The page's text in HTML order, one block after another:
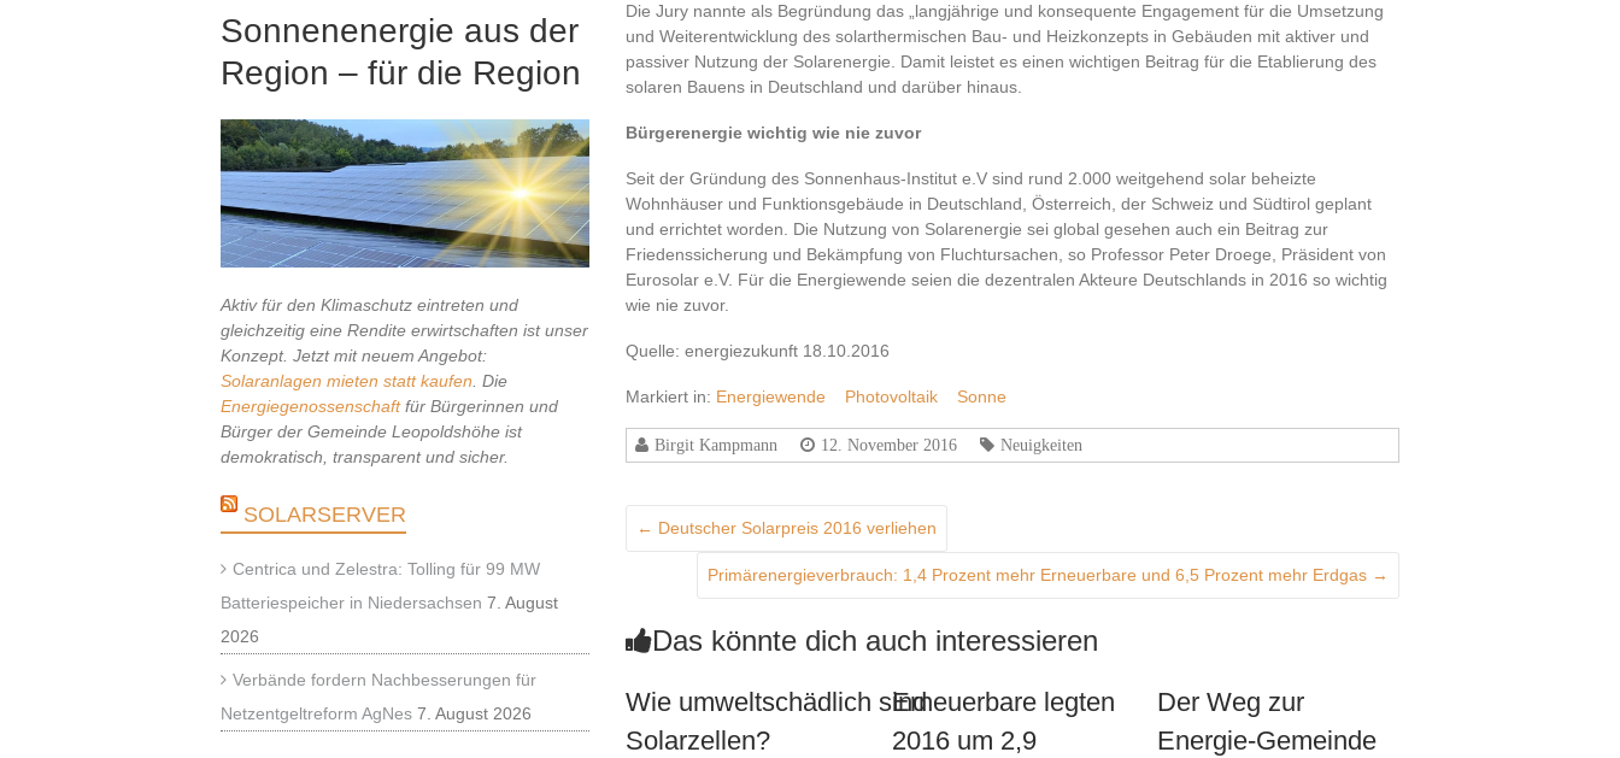
Die Jury nannte als Begründung das „langjährige und konsequente Engagement für die Umsetzung
und Weiterentwicklung des solarthermischen Bau- und Heizkonzepts in Gebäuden mit aktiver und
passiver Nutzung der Solarenergie. Damit leistet es einen wichtigen Beitrag für die Etablierung des
solaren Bauens in Deutschland und darüber hinaus.
Bürgerenergie wichtig wie nie zuvor
Seit der Gründung des Sonnenhaus-Institut e.V sind rund 2.000 weitgehend solar beheizte
Wohnhäuser und Funktionsgebäude in Deutschland, Österreich, der Schweiz und Südtirol geplant
und errichtet worden. Die Nutzung von Solarenergie sei global gesehen auch ein Beitrag zur
Friedenssicherung und Bekämpfung von Fluchtursachen, so Professor Peter Droege, Präsident von
Eurosolar e.V. Für die Energiewende seien die dezentralen Akteure Deutschlands in 2016 so wichtig
wie nie zuvor.
Quelle: energiezukunft 18.10.2016
Markiert in: Energiewende Photovoltaik Sonne
Birgit Kampmann 12. November 2016 Neuigkeiten
← Deutscher Solarpreis 2016 verliehen
Primärenergieverbrauch: 1,4 Prozent mehr Erneuerbare und 6,5 Prozent mehr Erdgas →
Das könnte dich auch interessieren
Wie umweltschädlich sind
Solarzellen?
Erneuerbare legten
2016 um 2,9
Der Weg zur
Energie-Gemeinde
Sonnenenergie aus der
Region – für die Region
Aktiv für den Klimaschutz eintreten und
gleichzeitig eine Rendite erwirtschaften ist unser
Konzept. Jetzt mit neuem Angebot:
Solaranlagen mieten statt kaufen. Die
Energiegenossenschaftfür Bürgerinnen und
Bürger der Gemeinde Leopoldshöhe ist
demokratisch, transparent und sicher.
SOLARSERVER
Centrica und Zelestra: Tolling für 99 MW
Batteriespeicher in Niedersachsen 7. August
2026
Verbände fordern Nachbesserungen für
Netzentgeltreform AgNes 7. August 2026